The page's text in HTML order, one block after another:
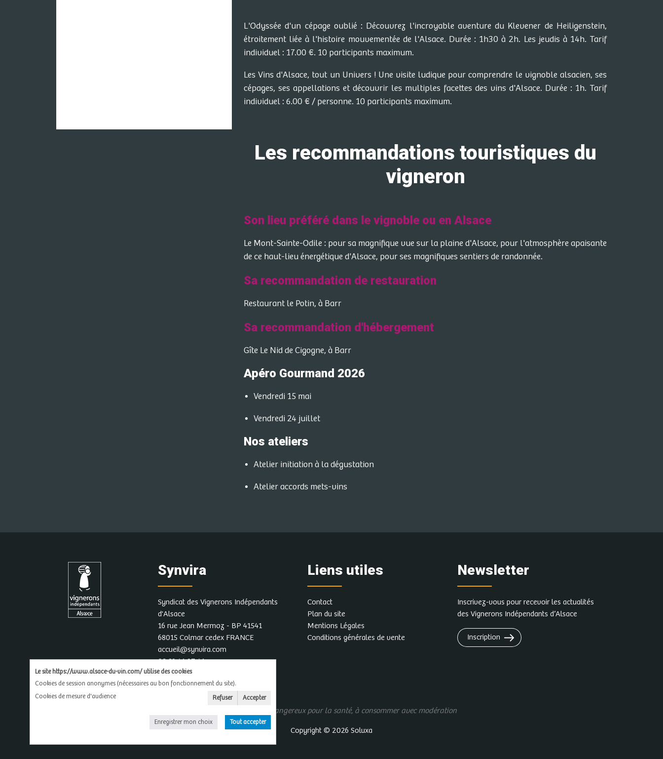
L'Odyssée d'un cépage oublié : Découvrez l'incroyable aventure du Klevener de Heiligenstein,
étroitement liée à l'histoire mouvementée de l'Alsace. Durée : 1h30 à 2h. Les jeudis à 14h. Tarif
individuel : 17.00 €. 10 participants maximum.
Les Vins d'Alsace, tout un Univers ! Une visite ludique pour comprendre le vignoble alsacien, ses
cépages, ses appellations et découvrir les multiples facettes des vins d'Alsace. Durée : 1h. Tarif
individuel : 6.00 € / personne. 10 participants maximum.
Les recommandations touristiques du
vigneron
Son lieu préféré dans le vignoble ou en Alsace
Le Mont-Sainte-Odile : pour sa magnifique vue sur la plaine d'Alsace, pour l'atmosphère apaisante
de ce haut-lieu énergétique d'Alsace, pour ses magnifiques sentiers de randonnée.
Sa recommandation de restauration
Restaurant le Potin, à Barr
Sa recommandation d'hébergement
Gîte Le Nid de Cigogne, à Barr
Apéro Gourmand 2026
Vendredi 15 mai
Vendredi 24 juillet
Nos ateliers
Atelier initiation à la dégustation
Atelier accords mets-vins
Synvira
Syndicat des Vignerons Indépendants
d'Alsace
16 rue Jean Mermoz - BP 41541
68015 Colmar cedex FRANCE
accueil@synvira.com
03 89 41 97 41
Liens utiles
Contact
Plan du site
Mentions Légales
Conditions générales de vente
Newsletter
Inscrivez-vous pour recevoir les actualités
des Vignerons Indépendants d’Alsace
Inscription
L'abus d'alcool est dangereux pour la santé, à consommer avec modération
Copyright © 2026 Soluxa
Le site https://www.alsace-du-vin.com/ utilise des cookies
Cookies de session anonymes (nécessaires au bon fonctionnement du site).
Cookies de mesure d'audience
Refuser Accepter
Enregistrer mon choix Tout accepter